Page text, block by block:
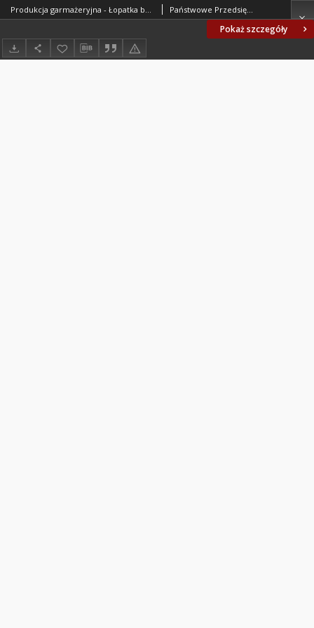
Pokaż szczegóły
Produkcja garmażeryjna - Łopatka bez kości przygotowana do wędzenia, gotowania oraz pozostałe elementy porozbiorowe uzyskane z rozbioru łopatki z golonką BN-71/8151-16 Państwowe Przedsiębiorstwo Garmażeryjne. Oprac.